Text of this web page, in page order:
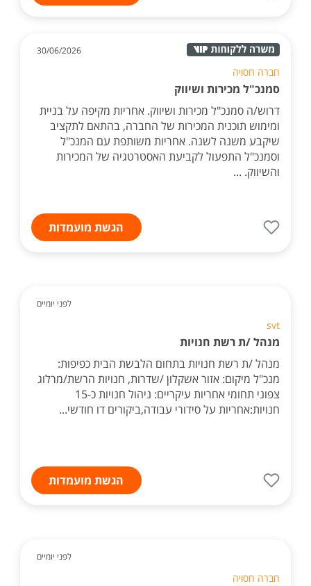
30/06/2026
חברה חסויה
סמנכ"ל מכירות ושיווק
דרוש/ה סמנכ"ל מכירות ושיווק. אחריות מקיפה על בניית
ומימוש תוכנית המכירות של החברה, בהתאם לתקציב
שיקבע משנה לשנה. אחריות משותפת עם המנכ"ל
וסמנכ"ל התפעול לקביעת האסטרטגיה של המכירות
והשיווק. ...
הגשת מועמדות
לפני יומיים
svt
מנהל /ת רשת חנויות
מנהל /ת רשת חנויות בתחום הלבשת הבית כפיפות:
מנכ"ל מיקום: אזור אשקלון /שדרות, חנויות הרשת/מרלוג
צפוני תחומי אחריות עיקריים: ניהול חנויות כ-15
חנויות:אחריות על סידורי עבודה,ביקורים דו חודשי...
הגשת מועמדות
לפני יומיים
חברה חסויה